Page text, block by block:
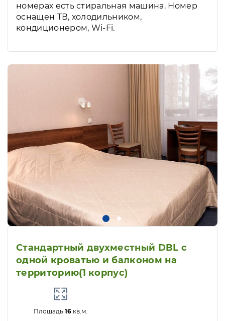
номерах есть стиральная машина. Номер
оснащен ТВ, холодильником,
кондиционером, Wi-Fi.
Стандартный двухместный DBL с
одной кроватью и балконом на
территорию(1 корпус)
Площадь16 кв.м.